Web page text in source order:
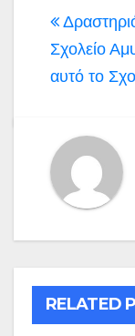
Σχολείο
αυτό το
RELATED